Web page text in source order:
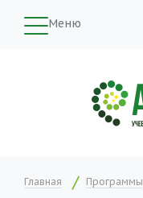
Меню
Главная Программы